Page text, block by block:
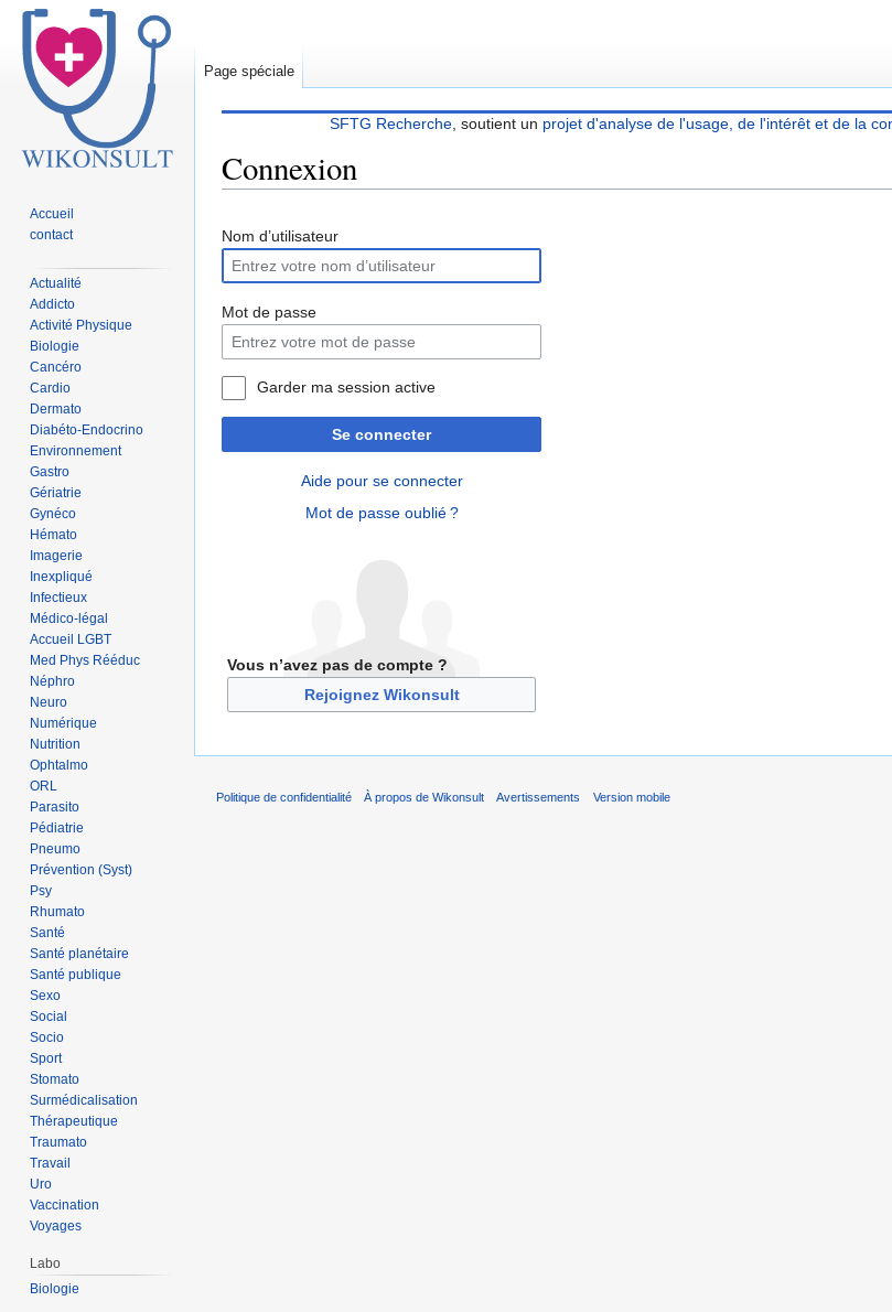
SFTG Recherche, soutient un projet d'analyse de l'usage, de l'intérêt et de la
Connexion
à
à
Nom d’utilisateur
Mot de passe
Garder ma session active
Se connecter
Aide pour se connecter
Mot de passe oublié ?
Vous n’avez pas de compte ?
Rejoignez Wikonsult
Page spéciale
Accueil
contact
Actualité
Addicto
Activité Physique
Biologie
Cancéro
Cardio
Dermato
Diabéto-Endocrino
Environnement
Gastro
Gériatrie
Gynéco
Hémato
Imagerie
Inexpliqué
Infectieux
Médico-légal
Accueil LGBT
Med Phys Rééduc
Néphro
Neuro
Numérique
Nutrition
Ophtalmo
ORL
Parasito
Pédiatrie
Pneumo
Prévention (Syst)
Psy
Rhumato
Santé
Santé planétaire
Santé publique
Sexo
Social
Socio
Sport
Stomato
Surmédicalisation
Thérapeutique
Traumato
Travail
Uro
Vaccination
Voyages
Labo
Biologie
Politique de confidentialité À propos de Wikonsult Avertissements Version mobile